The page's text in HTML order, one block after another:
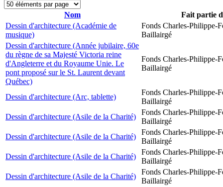
Nom
Fait partie
Dessin d'architecture (Académie de
musique)
Fonds Charles-Philippe-
Baillairgé
Dessin d'architecture (Année jubilaire, 60e
du règne de sa Majesté Victoria reine
d'Angleterre et du Royaume Unie. Le
pont proposé sur le St. Laurent devant
Québec)
Fonds Charles-Philippe-
Baillairgé
Dessin d'architecture (Arc, tablette)
Fonds Charles-Philippe-
Baillairgé
Dessin d'architecture (Asile de la Charité)
Fonds Charles-Philippe-
Baillairgé
Dessin d'architecture (Asile de la Charité)
Fonds Charles-Philippe-
Baillairgé
Dessin d'architecture (Asile de la Charité)
Fonds Charles-Philippe-
Baillairgé
Dessin d'architecture (Asile de la Charité)
Fonds Charles-Philippe-
Baillairgé